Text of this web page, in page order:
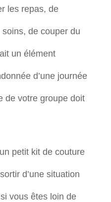
les repas, de
de couper du
un élément
d’une journée
de votre groupe doit
petit kit de couture
d’une situation
vous êtes loin de